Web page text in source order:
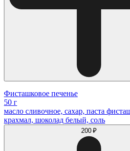
Фисташковое печенье
50 г
масло сливочное, сахар, паста
крахмал, шоколад белый, соль
200 ₽